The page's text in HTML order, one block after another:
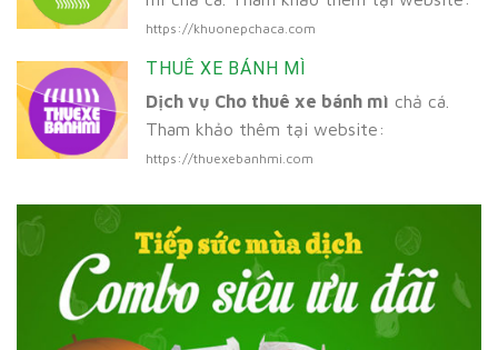
https://khuonepchaca.com
THUÊ XE BÁNH MÌ
Dịch vụ Cho thuê xe bánh mì chả cá.
Tham khảo thêm tại website:
https://thuexebanhmi.com